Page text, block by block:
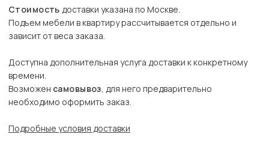
Стоимость доставки указана по Москве.
Подъем мебели в квартиру рассчитывается отдельно и
зависит от веса заказа.
Доступна дополнительная услуга доставки к конкретному
времени.
Возможен самовывоз, для него предварительно
необходимо оформить заказ.
Подробные условия доставки